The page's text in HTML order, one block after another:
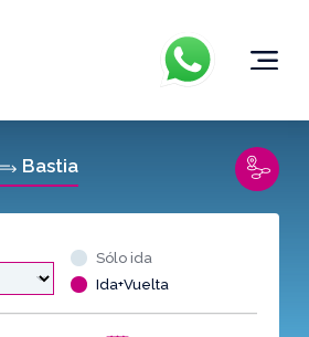
Sólo ida
Ida+Vuelta
Bastia